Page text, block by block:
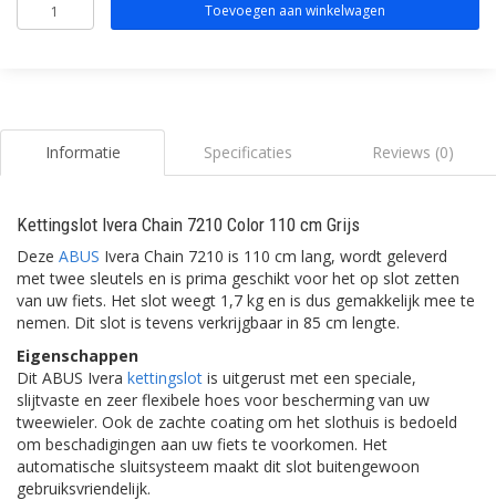
Toevoegen aan winkelwagen
Informatie Specificaties Reviews (0)
Kettingslot Ivera Chain 7210 Color 110 cm Grijs
Deze ABUS Ivera Chain 7210 is 110 cm lang, wordt geleverd
met twee sleutels en is prima geschikt voor het op slot zetten
van uw fiets. Het slot weegt 1,7 kg en is dus gemakkelijk mee te
nemen. Dit slot is tevens verkrijgbaar in 85 cm lengte.
Eigenschappen
Dit ABUS Ivera kettingslot is uitgerust met een speciale,
slijtvaste en zeer flexibele hoes voor bescherming van uw
tweewieler. Ook de zachte coating om het slothuis is bedoeld
om beschadigingen aan uw fiets te voorkomen. Het
automatische sluitsysteem maakt dit slot buitengewoon
gebruiksvriendelijk.